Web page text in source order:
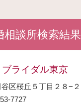
相談所検索結果
ブライダル東京
区桜丘５丁目２８−２
7727